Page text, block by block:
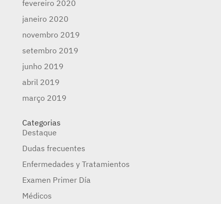
fevereiro 2020
janeiro 2020
novembro 2019
setembro 2019
junho 2019
abril 2019
março 2019
Categorias
Destaque
Dudas frecuentes
Enfermedades y Tratamientos
Examen Primer Día
Médicos